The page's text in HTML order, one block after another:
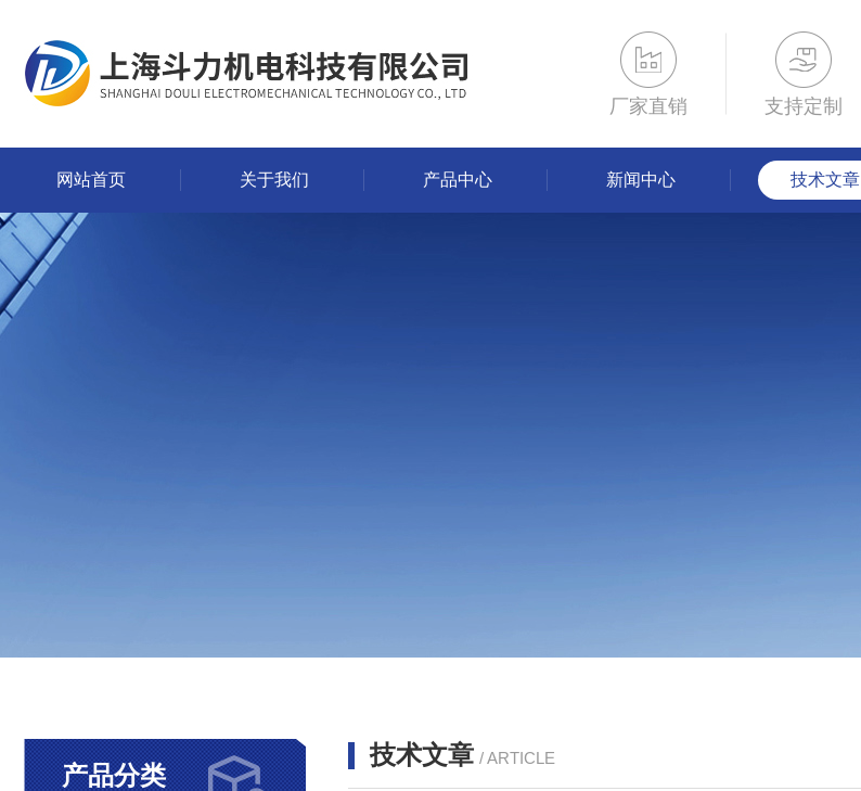
厂家直销 支持定制
网站首页 关于我们 产品中心 新闻中心 技术文章
产品分类
技术文章 / ARTICLE